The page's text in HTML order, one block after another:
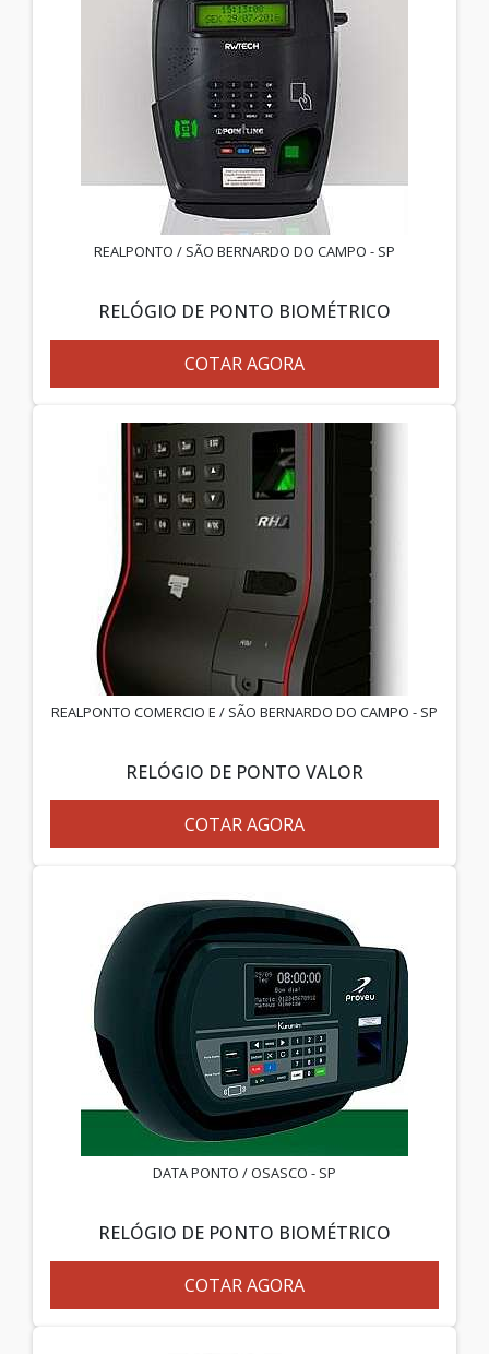
REALPONTO / SÃO BERNARDO DO CAMPO - SP
RELÓGIO DE PONTO BIOMÉTRICO
COTAR AGORA
REALPONTO COMERCIO E / SÃO BERNARDO DO CAMPO - SP
RELÓGIO DE PONTO VALOR
COTAR AGORA
DATA PONTO / OSASCO - SP
RELÓGIO DE PONTO BIOMÉTRICO
COTAR AGORA